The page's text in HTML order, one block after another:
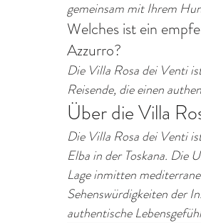
gemeinsam mit Ihrem
Welches ist ein
Azzurro?
Die Villa Rosa dei Venti
Reisende, die einen
Über die Villa
Die Villa Rosa dei Venti
Elba in der Toskana. Die
Lage inmitten
Sehenswürdigkeiten der
authentische